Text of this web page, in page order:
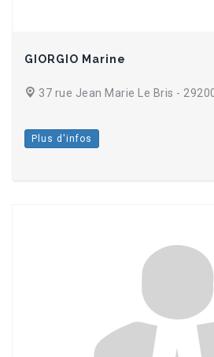
GIORGIO Marine
37 rue Jean Marie Le Bris -
Plus d'infos